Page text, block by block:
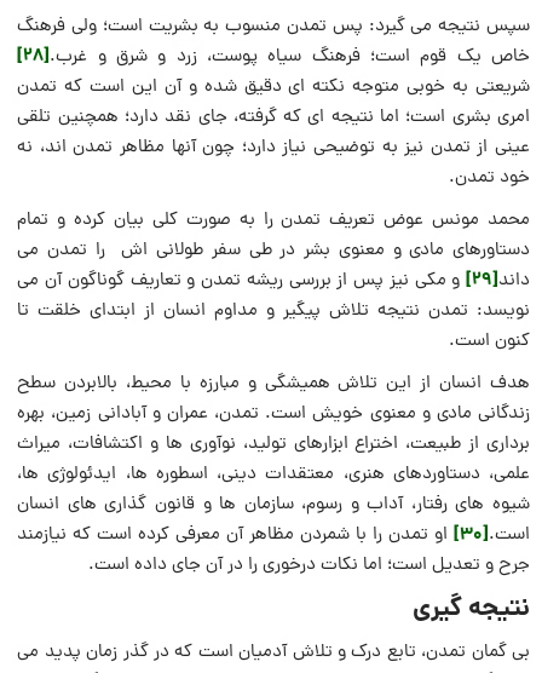
سپس نتیجه می گیرد: پس تمدن منسوب به بشریت است؛ ولی فرهنگ
خاص یک قوم است؛ فرهنگ سیاه پوست، زرد و شرق و غرب.[28]
شریعتی به خوبی متوجه نکته ای دقیق شده و آن این است که تمدن
امری بشری است؛ اما نتیجه ای که گرفته، جای نقد دارد؛ همچنین تلقی
عینی از تمدن نیز به توضیحی نیاز دارد؛ چون آنها مظاهر تمدن اند، نه
خود تمدن.
محمد مونس عوض تعریف تمدن را به صورت کلی بیان کرده و تمام
دستاورهای مادی و معنوی بشر در طی سفر طولانی اش را تمدن می
داند[29]
و مکی نیز پس از بررسی ریشه تمدن و تعاریف گوناگون آن می
نویسد: تمدن نتیجه تلاش پیگیر و مداوم انسان از ابتدای خلقت تا
کنون است.
هدف انسان از این تلاش همیشگی و مبارزه با محیط، بالابردن سطح
زندگانی مادی و معنوی خویش است. تمدن، عمران و آبادانی زمین، بهره
برداری از طبیعت، اختراع ابزارهای تولید، نوآوری ها و اکتشافات، میراث
علمی، دستاوردهای هنری، معتقدات دینی، اسطوره ها، ایدئولوژی ها،
شیوه های رفتار، آداب و رسوم، سازمان ها و قانون گذاری های انسان
است.[30]
او تمدن را با شمردن مظاهر آن معرفی کرده است که نیازمند
جرح و تعدیل است؛ اما نکات درخوری را در آن جای داده است.
نتیجه گیری
بی گمان تمدن، تابع درک و تلاش آدمیان است که در گذر زمان پدید می